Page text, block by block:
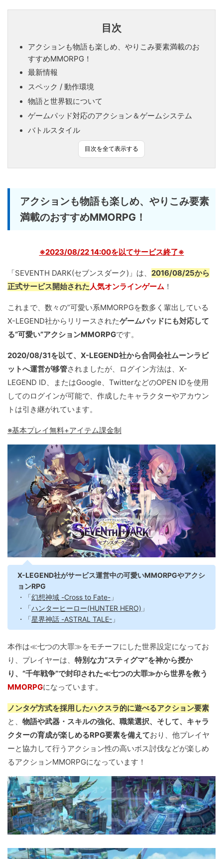
目次
アクションも物語も楽しめ、やりこみ要素満載のお
すすめMMORPG！
最新情報
スペック / 動作環境
物語と世界観について
ゲームパッド対応のアクション＆ゲームシステム
バトルスタイル
目次を全て表示する
アクションも物語も楽しめ、やりこみ要素
満載のおすすめMMORPG！
※2023/08/22 14:00を以てサービス終了※
「SEVENTH DARK(セブンスダーク)」は、 2016/08/25から
正式サービス開始された人気オンラインゲーム ！
これまで、数々の”可愛い系MMORPGを数多く輩出している
X-LEGEND社からリリースされたゲームパッドにも対応して
る“可愛い”アクションMMORPGです。
2020/08/31を以て、X-LEGEND社から合同会社ムーンラビ
ットへ運営が移管されましたが、ログイン方法は、X-
LEGEND ID、またはGoogle、TwitterなどのOPEN IDを使用
してのログインが可能で、作成したキャラクターやアカウン
トは引き継がれています。
※基本プレイ無料+アイテム課金制
X-LEGEND社がサービス運営中の可愛いMMORPGやアクシ
ョンRPG
・「幻想神域 -Cross to Fate- 」
・「ハンターヒーロー(HUNTER HERO) 」
・「星界神話 -ASTRAL TALE- 」
本作は≪七つの大罪≫をモチーフにした世界設定になってお
り、プレイヤーは、 特別な力“スティグマ”を神から授か
り、“千年戦争”で封印された≪七つの大罪≫から世界を救う
MMORPGになっています。
ノンタゲ方式を採用したハクスラ的に遊べるアクション要素
と、 物語や武器・スキルの強化、職業選択、そして、キャラ
クターの育成が楽しめるRPG要素を備えており、他プレイヤ
ーと協力して行うアクション性の高いボス討伐などが楽しめ
るアクションMMORPGになっています！